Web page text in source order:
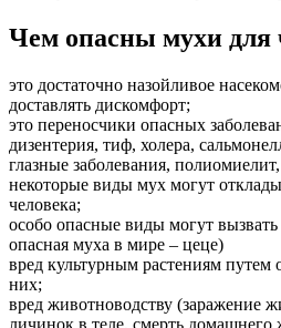
Чем опасны мухи для
это достаточно назойливое
доставлять дискомфорт;
это переносчики опасных
дизентерия, тиф, холера,
глазные заболевания,
некоторые виды мух могут
человека;
особо опасные виды могут
опасная муха в мире – цеце)
вред культурным растениям путем
них;
вред животноводству (заражение
личинок в теле, смерть